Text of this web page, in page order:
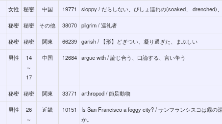
女性 秘密 中国 19771 sloppy / だらしない、びしょ濡れの(soaked、 drenched)
秘密 秘密 その他 38070 pilgrim / 巡礼者
秘密 秘密 関東 66239 garish / 【形】どぎつい、凝り過ぎた、まぶしい
男性
14
～
17
中国 12684 argue with / 論じ合う、口論する、言い争う
秘密 秘密 関東 33771 arthropod / 節足動物
男性
26
～
近畿 10151
Is San Francisco a foggy city? / サンフランシスコは霧の
か。